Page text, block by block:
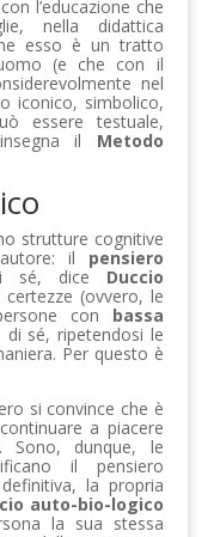
l’educazione che
nella didattica
esso è un tratto
(e che con il
nel
iconico, simbolico,
essere testuale,
il Metodo
strutture cognitive
il pensiero
sé, dice Duccio
(ovvero, le
con bassa
sé, ripetendosi le
Per questo è
si convince che è
a piacere
Sono, dunque, le
il pensiero
la propria
auto-bio-logico
la sua stessa